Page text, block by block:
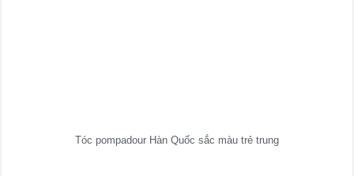
Tóc pompadour Hàn Quốc sắc màu trẻ trung